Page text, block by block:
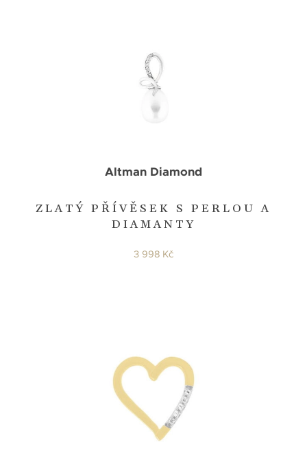
ZLATÝ PŘÍVĚSEK S PERLOU A
DIAMANTY
Altman Diamond
3 998 Kč